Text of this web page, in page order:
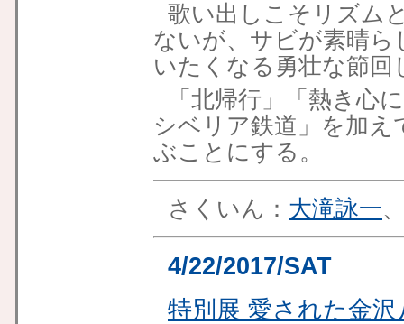
歌い出しこそリズム
ないが、サビが素晴
いたくなる勇壮な節回
「北帰行」「熱き心
シベリア鉄道」を加え
ぶことにする。
さくいん： 大滝詠一
4/22/2017/SAT
特別展 愛された金